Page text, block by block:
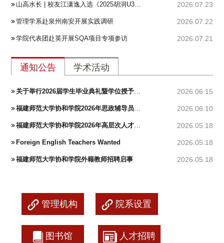
山高水长 | 校友江潇逸入选《2025胡润U30中国创业先锋》榜单 2026.07.23
管理学系赴泉州南安开展实践调研 2026.07.22
学院代表团赴英开展SQA项目专项参访 2026.07.21
通知公告 学术活动
关于举行2026届学生毕业典礼暨学位授予仪式的通知 2026.06.15
福建师范大学协和学院2026年思政辅导员招聘公告 2026.06.10
福建师范大学协和学院2026年高层次人才招聘公告 2026.05.18
Foreign English Teachers Wanted 2026.05.18
福建师范大学协和学院外籍教师招聘启事 2026.05.18
管理机构 院系设置
图书馆 人才招聘